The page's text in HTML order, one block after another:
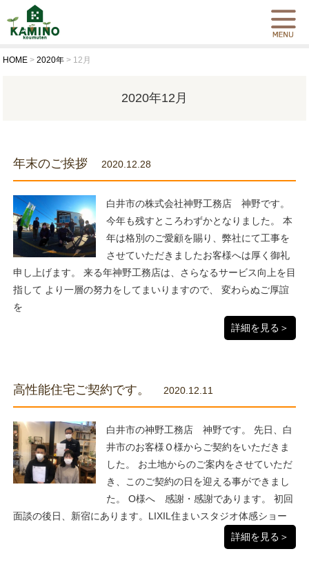
HOME >2020年 > 12月
2020年12月
年末のご挨拶 2020.12.28
白井市の株式会社神野工務店 神野です。
今年も残すところわずかとなりました。 本
年は格別のご愛顧を賜り、弊社にて工事を
させていただきましたお客様へは厚く御礼
申し上げます。 来る年神野工務店は、さらなるサービス向上を目
指して より一層の努力をしてまいりますので、 変わらぬご厚誼
を
詳細を見る＞
高性能住宅ご契約です。 2020.12.11
白井市の神野工務店 神野です。 先日、白
井市のお客様Ｏ様からご契約をいただきま
した。 お土地からのご案内をさせていただ
き、このご契約の日を迎える事ができまし
た。 O様へ 感謝・感謝であります。 初回
面談の後日、新宿にあります。LIXIL住まいスタジオ体感ショー
詳細を見る＞